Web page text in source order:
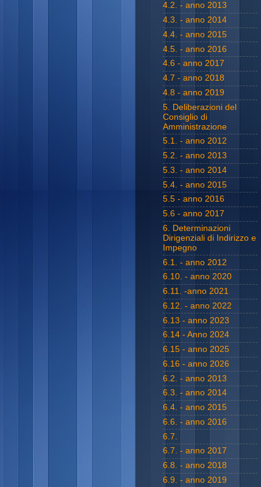
4.2. - anno 2013
4.3. - anno 2014
4.4. - anno 2015
4.5. - anno 2016
4.6 - anno 2017
4.7 - anno 2018
4.8 - anno 2019
5. Deliberazioni del
Consiglio di
Amministrazione
5.1. - anno 2012
5.2. - anno 2013
5.3. - anno 2014
5.4. - anno 2015
5.5 - anno 2016
5.6 - anno 2017
6. Determinazioni
Dirigenziali di Indirizzo e
Impegno
6.1. - anno 2012
6.10. - anno 2020
6.11. -anno 2021
6.12. - anno 2022
6.13 - anno 2023
6.14 - Anno 2024
6.15 - anno 2025
6.16 - anno 2026
6.2. - anno 2013
6.3. - anno 2014
6.4. - anno 2015
6.6. - anno 2016
6.7.
6.7. - anno 2017
6.8. - anno 2018
6.9. - anno 2019